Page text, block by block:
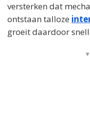
versterken dat
ontstaan talloze
groeit daardoor
▼